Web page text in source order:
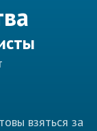
взяться за